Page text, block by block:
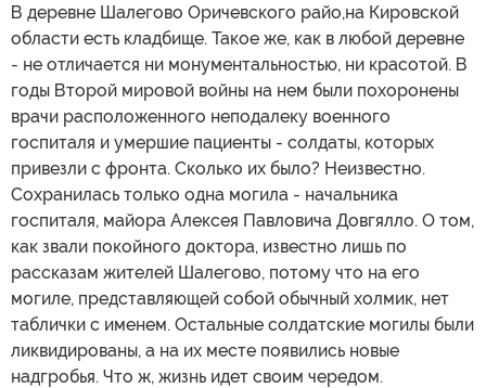
В деревне Шалегово Оричевского райо,на Кировской
области есть кладбище. Такое же, как в любой деревне
- не отличается ни монументальностью, ни красотой. В
годы Второй мировой войны на нем были похоронены
врачи расположенного неподалеку военного
госпиталя и умершие пациенты - солдаты, которых
привезли с фронта. Сколько их было? Неизвестно.
Сохранилась только одна могила - начальника
госпиталя, майора Алексея Павловича Довгялло. О том,
как звали покойного доктора, известно лишь по
рассказам жителей Шалегово, потому что на его
могиле, представляющей собой обычный холмик, нет
таблички с именем. Остальные солдатские могилы были
ликвидированы, а на их месте появились новые
надгробья. Что ж, жизнь идет своим чередом.